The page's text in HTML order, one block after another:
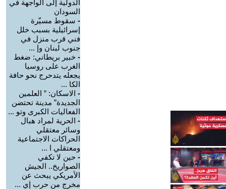
الدولية إلى الواجهة في
السودان
- سقوط مسيّرة
إسرائيلية بسبب خلل
فني قرب منزل في
جنوب لبنان وإ ...
- خبير بريطاني: ضغط
الغرب على روسيا
يجعله يتدحرج نحو حافة
الكا ...
- الاسكان: ” العلمين
الجديدة” مدينة تحتضن
الفعاليات الكبرى وتو ...
- الحرية لمراد هبال
وسائر معتقلي
الحراكات الاجتماعية
ومعتقلي ا ...
- حين لا تكفي
الصواريخ.. الجيش
الأمريكي يبحث عن
مخرج من حرب إي ...